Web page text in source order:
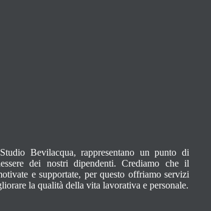
Bevilacqua, rappresentano un punto di
dei nostri dipendenti. Crediamo che il
e supportate, per questo offriamo servizi
la qualità della vita lavorativa e personale.